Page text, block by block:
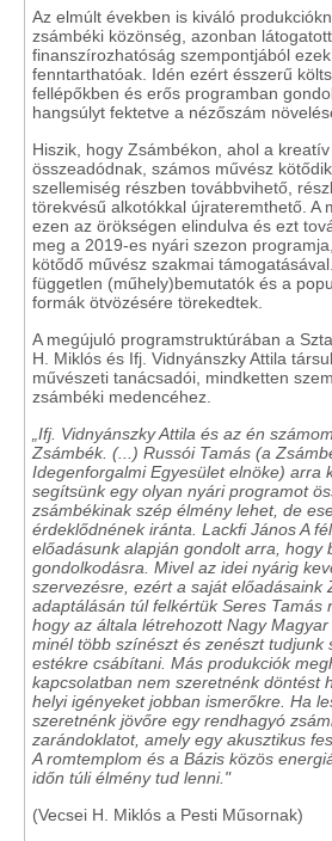
Az elmúlt években is kiváló
zsámbéki közönség, azonban
finanszírozhatóság szempontjából
fenntarthatóak. Idén ezért ésszerű
fellépőkben és erős programban
hangsúlyt fektetve a nézőszám
Hiszik, hogy Zsámbékon, ahol a
összeadódnak, számos művész
szellemiség részben továbbvihető,
törekvésű alkotókkal újrateremthető. A
ezen az örökségen elindulva és ezt
meg a 2019-es nyári szezon
kötődő művész szakmai
független (műhely)bemutatók és a
formák ötvözésére törekedtek.
A megújuló programstruktúrában a
H. Miklós és Ifj. Vidnyánszky Attila
művészeti tanácsadói, mindketten
zsámbéki medencéhez.
„Ifj. Vidnyánszky Attila és az én
Zsámbék. (...) Russói Tamás (a
Idegenforgalmi Egyesület elnöke) arra
segítsünk egy olyan nyári programot
zsámbékinak szép élmény lehet, de
érdeklődnének iránta. Lackfi János A
előadásunk alapján gondolt arra, hogy
gondolkodásra. Mivel az idei nyárig
szervezésre, ezért a saját előadásaink
adaptálásán túl felkértük Seres Tamás
hogy az általa létrehozott Nagy
minél több színészt és zenészt tudjunk
estékre csábítani. Más produkciók
kapcsolatban nem szeretnénk döntést
helyi igényeket jobban ismerőkre. Ha
szeretnénk jövőre egy rendhagyó
zarándoklatot, amely egy akusztikus
A romtemplom és a Bázis közös
időn túli élmény tud lenni."
(Vecsei H. Miklós a Pesti Műsornak)